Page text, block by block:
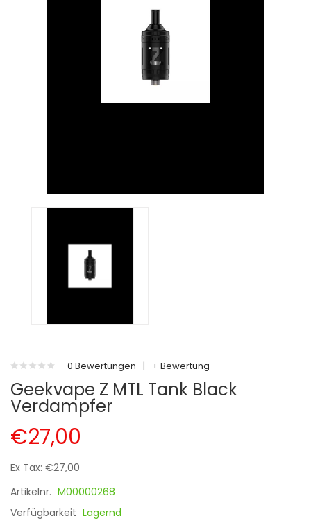
0 Bewertungen | + Bewertung
Geekvape Z MTL Tank Black
Verdampfer
€27,00
Ex Tax: €27,00
Artikelnr. M00000268
Verfügbarkeit Lagernd